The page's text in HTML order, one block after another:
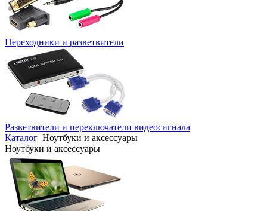
Переходники и разветвители
Разветвители и переключатели видеосигнала
Каталог Ноутбуки и аксессуары
Ноутбуки и аксессуары